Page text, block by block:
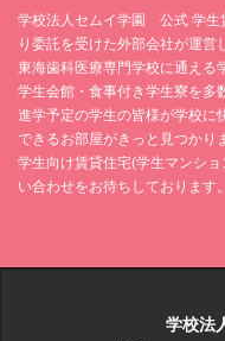
学校法人セムイ学園 公式 学生
り委託を受けた外部会社が運営
東海歯科医療専門学校に通える
学生会館・食事付き学生寮を多
進学予定の学生の皆様が学校に
できるお部屋がきっと見つかり
学生向け賃貸住宅(学生マンシ
い合わせをお待ちしております。
学校法